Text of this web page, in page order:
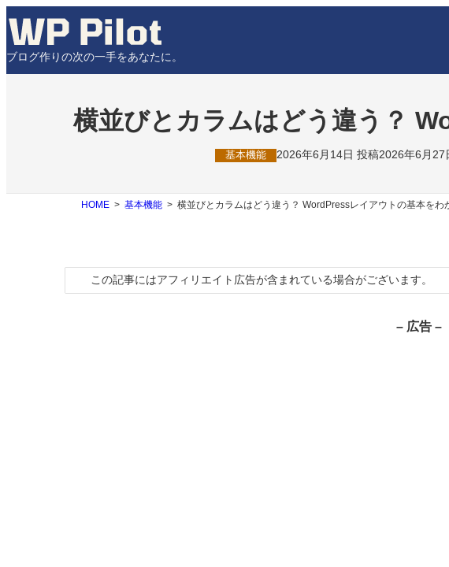
容
を
ス
ブログ作りの次の一手をあなたに。
横並びとカラムはどう違う？
基本機能 2026年6月14日 投稿2026年6月27
HOME 基本機能 横並びとカラムはどう違う？ WordPressレイアウトの基本をわ
この記事にはアフィリエイト広告が含まれている場合がございます。
– 広告 –